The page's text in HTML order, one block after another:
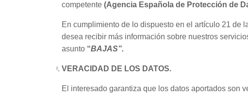
competente (Agencia Española de Protección de
En cumplimiento de lo dispuesto en el artículo 21 de
desea recibir más información sobre nuestros
asunto “BAJAS”.
VERACIDAD DE LOS DATOS.
El interesado garantiza que los datos aportados son